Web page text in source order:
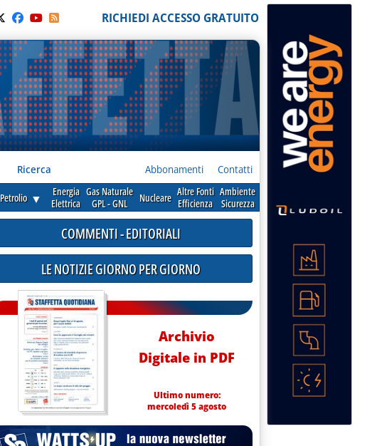
RICHIEDI ACCESSO GRATUITO
Ricerca Abbonamenti Contatti
Petrolio ▼
Energia
Elettrica
Gas Naturale
GPL - GNL
Nucleare Altre Fonti
Efficienza
Ambiente
Sicurezza
COMMENTI - EDITORIALI
LE NOTIZIE GIORNO PER GIORNO
Archivio
Digitale in PDF
Ultimo numero:
mercoledì 5 agosto